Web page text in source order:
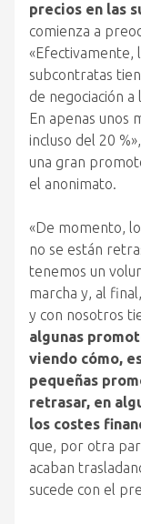
precios en las
comienza a
«Efectivamente,
subcontratas
de negociación
En apenas unos
incluso del 20
una gran
el anonimato.
«De momento,
no se están
tenemos un
marcha y, al
y con nosotros
algunas
viendo cómo,
pequeñas
retrasar, en
los costes
que, por otra
acaban
sucede con el